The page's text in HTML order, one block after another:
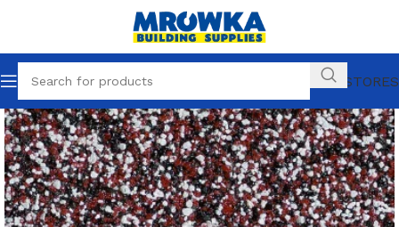
OUR STORES